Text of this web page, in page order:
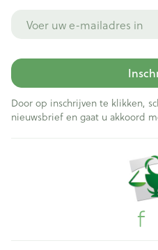
Door op inschrijven te klikken,
nieuwsbrief en gaat u akkoord